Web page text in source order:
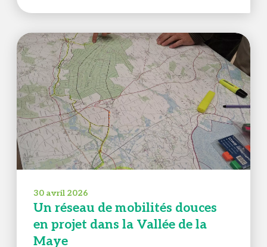
30 avril 2026
Un réseau de mobilités douces
en projet dans la Vallée de la
Maye